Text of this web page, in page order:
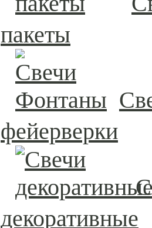
пакеты
фейерверки
декоративные